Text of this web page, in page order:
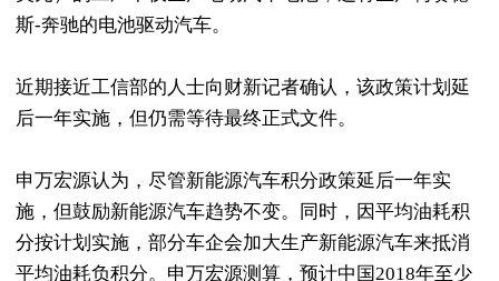
斯-奔驰的电池驱动汽车。
近期接近工信部的人士向财新记者确认，该政策计划延
后一年实施，但仍需等待最终正式文件。
申万宏源认为，尽管新能源汽车积分政策延后一年实
施，但鼓励新能源汽车趋势不变。同时，因平均油耗积
分按计划实施，部分车企会加大生产新能源汽车来抵消
平均油耗负积分。申万宏源测算，预计中国2018年至少